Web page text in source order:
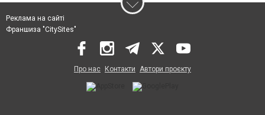
Реклама на сайті
Франшиза "CitySites"
Про нас Контакти Автори проєкту